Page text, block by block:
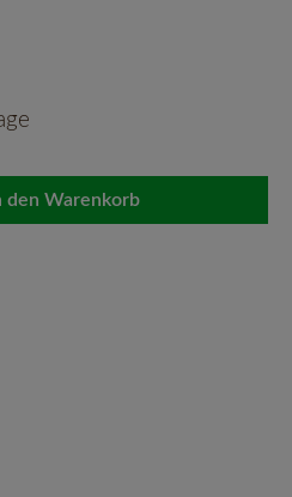
Wert ein
den Warenkorb